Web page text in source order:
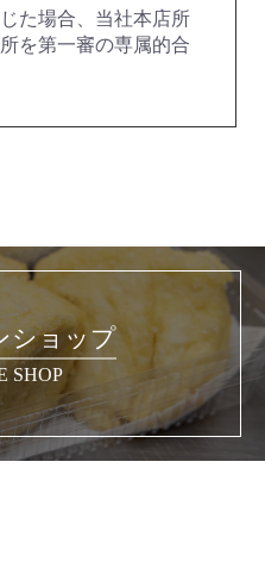
た場合、当社本店所
を第一審の専属的合
ショップ
SHOP